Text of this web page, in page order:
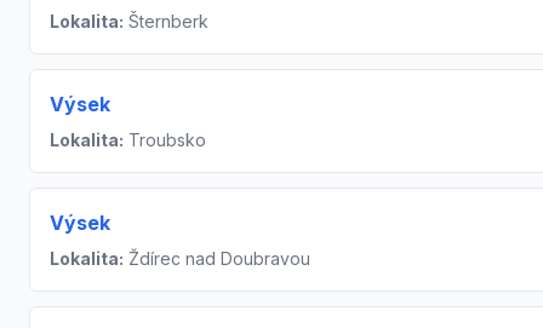
Lokalita: Šternberk
Výsek
Lokalita: Troubsko
Výsek
Lokalita: Ždírec nad Doubravou